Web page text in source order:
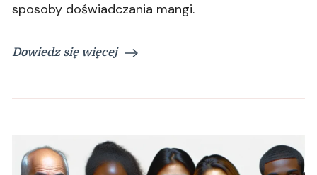
sposoby doświadczania mangi.
Dowiedz się więcej